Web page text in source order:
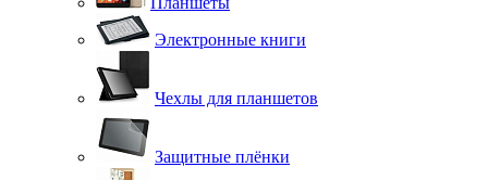
Электронные книги
Чехлы для планшетов
Защитные плёнки